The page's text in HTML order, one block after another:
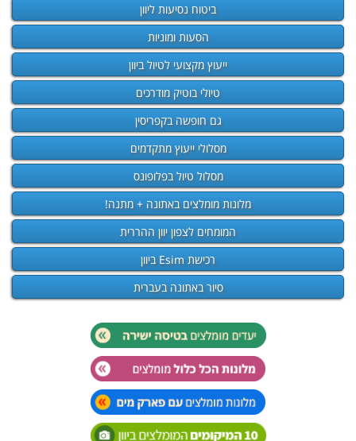
ביטוח נסיעות ליוון
הסעות ומוניות
ייעוץ מקצועי לטיול ביוון
טיולי בוטיק מודרכים
גם חופשה בקפריסין
מסלולי ייעוץ מתקדמים
מסלול טיול בפלופונס
מלונות מומלצים באתונה + מתנה!
המומחים לצפון יוון ההררית
רכישת Esim ביוון
סיור באתונה בעברית